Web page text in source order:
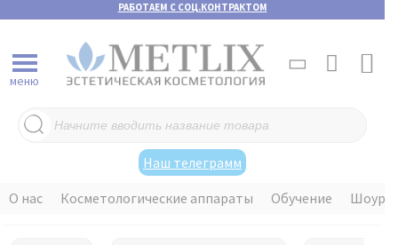
РАБОТАЕМ С СОЦ.КОНТРАКТОМ
Поиск
товаров
Наш телеграмм
меню
О нас Косметологические аппараты Обучение